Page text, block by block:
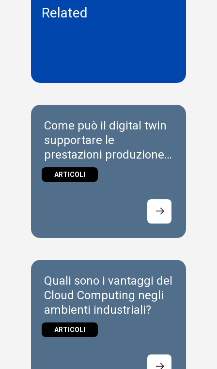
Related
Come può il digital twin
supportare le
prestazioni produzione
attuali?
ARTICOLI
Quali sono i vantaggi del
Cloud Computing negli
ambienti industriali?
ARTICOLI